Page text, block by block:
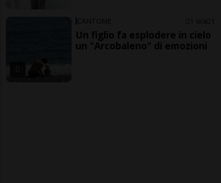
CANTONE 1 ora 1
Un figlio fa esplodere in cielo
un "Arcobaleno" di emozioni